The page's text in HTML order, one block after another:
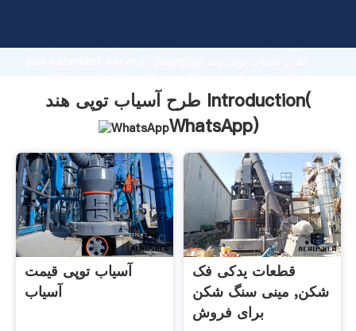
production capability, advanced research strength
customers.
طرح آسیاب توپی هند Introduction(
WhatsApp)
آسیاب توپی قیمت
آسیاب
قطعات یدکی فک
شکن, مینی سنگ شکن
برای فروش